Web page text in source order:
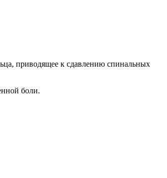
приводящее к сдавлению спинальных
боли.